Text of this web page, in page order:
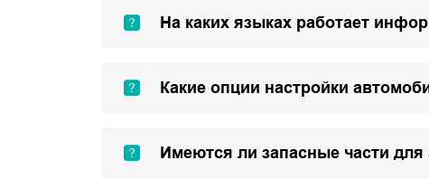
На каких языках работает
Какие опции настройки
Имеются ли запасные части